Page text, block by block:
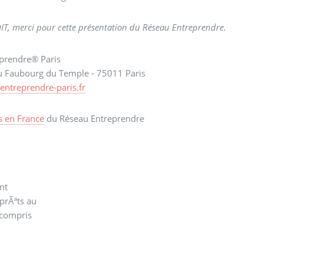
merci pour cette présentation du Réseau Entreprendre.
Réseau Entreprendre® Paris
Faubourg du Temple - 75011 Paris
paris.fr
en France du Réseau Entreprendre